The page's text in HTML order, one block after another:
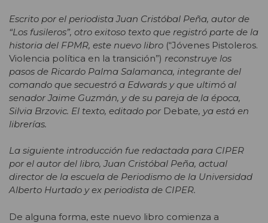
Escrito por el periodista Juan Cristóbal Peña, autor de
“Los fusileros”, otro exitoso texto que registró parte de la
historia del FPMR, este nuevo libro (“Jóvenes Pistoleros.
Violencia política en la transición”) reconstruye los
pasos de Ricardo Palma Salamanca, integrante del
comando que secuestró a Edwards y que ultimó al
senador Jaime Guzmán, y de su pareja de la época,
Silvia Brzovic. El texto, editado por Debate, ya está en
librerías.
La siguiente introducción fue redactada para CIPER
por el autor del libro, Juan Cristóbal Peña, actual
director de la escuela de Periodismo de la Universidad
Alberto Hurtado y ex periodista de CIPER.
De alguna forma, este nuevo libro comienza a